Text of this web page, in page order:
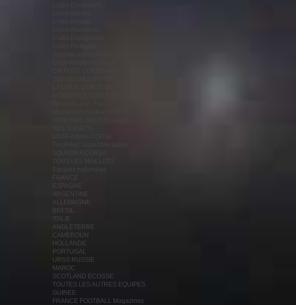
TOUS LES MAILLOTS
Equipes nationales
FRANCE
ESPAGNE
ARGENTINE
ALLEMAGNE
BRESIL
ITALIE
ANGLETERRE
CAMEROUN
HOLLANDE
PORTUGAL
URSS RUSSIE
MAROC
SCOTLAND ECOSSE
TOUTES LES AUTRES EQUIPES
GUINEE
FRANCE FOOTBALL Magazines